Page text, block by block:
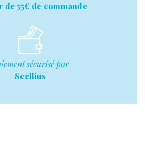
de 55€ de commande
sécurisé par
Scellius